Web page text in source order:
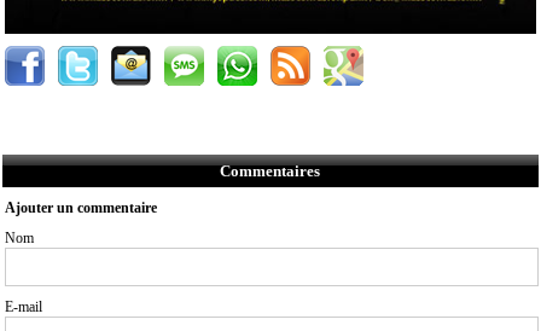
Commentaires
Ajouter un commentaire
Nom
E-mail